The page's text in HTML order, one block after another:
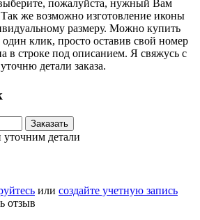
пожалуйста, нужный Вам
Так же возможно изготовление иконы
размеру. Можно купить
клик, просто оставив свой номер
в строке под описанием. Я свяжусь с
детали заказа.
Заказать
детали
или создайте учетную запись
отзыв